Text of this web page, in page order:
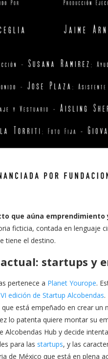
que aúna emprendimiento
ficticia, contada en lenguaje
tiene el destino.
startups y
pertenece a Planet Yourope.
VI edición de Startup Alcobendas.
está empeñado en crear
lo patenta quiere montar su
Alcobendas Hub y decide
para las startups, y las
de México que está en plena